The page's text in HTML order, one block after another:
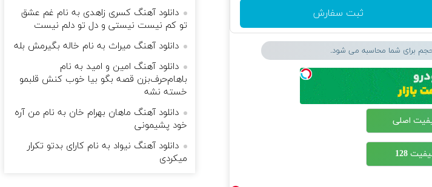
ثبت سفارش
حجم برای شما محاسبه می شود.
اصلی
128
دانلود آهنگ کسری زاهدی به نام غم عشق
تو کم نیست نیستی و دل تو دلم نیست
دانلود آهنگ میراث به نام خاله بگیرمش بله
دانلود آهنگ امین و امید به نام
باهام‌حرف‌بزن قصه بگو بیا خوب کنش قلبمو
خسته نشه
دانلود آهنگ ماهان بهرام خان به نام من آره
خود پشیمونی
دانلود آهنگ نیواد به نام ﻛﺎرای ﺑﺪﺗﻮ ﺗﻜﺮار
ﻣﻴﻜﺮدی